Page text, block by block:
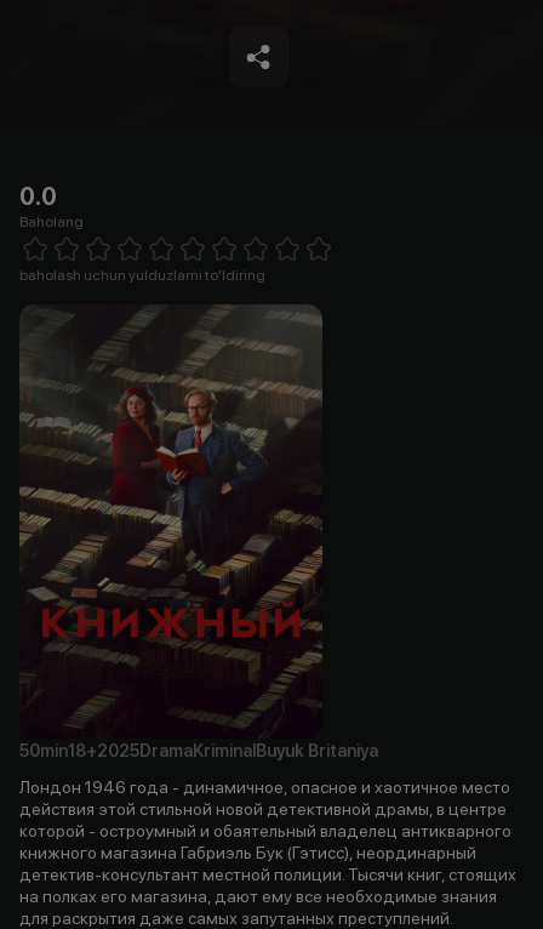
0.0
Baholang
1 Star 2 Stars 3 Stars 4 Stars5 Stars 6 Stars7 Stars8 Stars
baholash uchun yulduzlarni to'ldiring
50min18+2025DramaKriminal Buyuk Britaniya
Лондон 1946 года - динамичное, опасное и хаотичное место
действия этой стильной новой детективной драмы, в центре
которой - остроумный и обаятельный владелец антикварного
книжного магазина Габриэль Бук (Гэтисс), неординарный
детектив-консультант местной полиции. Тысячи книг, стоящих
на полках его магазина, дают ему все необходимые знания
для раскрытия даже самых запутанных преступлений.